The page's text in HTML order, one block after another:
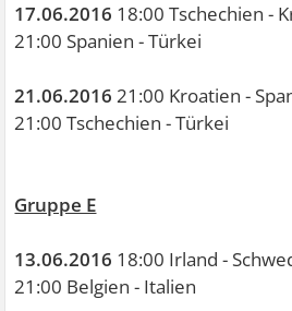
17.06.2016 18:00 Tschechien -
21:00 Spanien - Türkei
21.06.2016 21:00 Kroatien -
21:00 Tschechien - Türkei
Gruppe E
13.06.2016 18:00 Irland -
21:00 Belgien - Italien